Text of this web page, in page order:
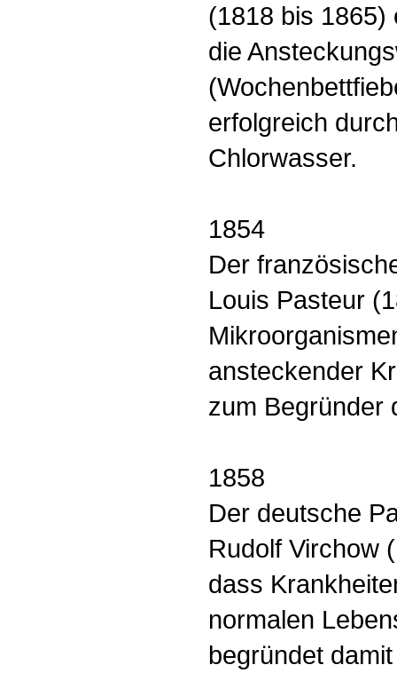
(1818 bis 1865)
die
erfolgreich
Chlorwasser.
1854
Der
Louis Pasteur
ansteckender
zum Begründer
1858
Der deutsche
Rudolf Virchow
dass
normalen
begründet